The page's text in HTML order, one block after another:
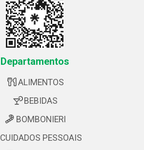
Departamentos
ALIMENTOS
BEBIDAS
BOMBONIERI
CUIDADOS PESSOAIS